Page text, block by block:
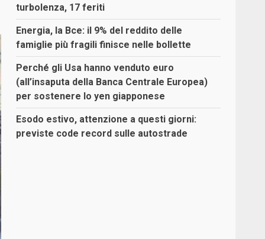
turbolenza, 17 feriti
Energia, la Bce: il 9% del reddito delle
famiglie più fragili finisce nelle bollette
Perché gli Usa hanno venduto euro
(all’insaputa della Banca Centrale Europea)
per sostenere lo yen giapponese
Esodo estivo, attenzione a questi giorni:
previste code record sulle autostrade